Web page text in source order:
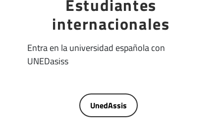
Estudiantes
internacionales
Entra en la universidad española con
UNEDasiss
UnedAssis